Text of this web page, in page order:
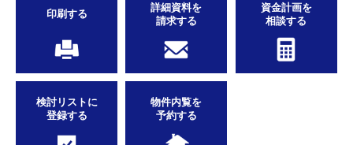
印刷する
詳細資料を
請求する
資金計画を
相談する
検討リストに
登録する
物件内覧を
予約する